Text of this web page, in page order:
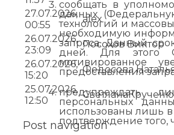
27.07.2026,
00:55
alex
26.07.2026,
23:09
Посохов Виктор
26.07.2026,
15:20
Федосова
25.07.2026,
12:50
Post navigation
сообщать в
данных
технологий и
необходимую
запроса. Данный
дней. Для этого
мотивированное
предоставления
предупреждать
персональных
использованы лишь в
подтверждение того,